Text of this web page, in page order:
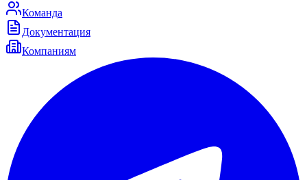
Команда
Документация
Компаниям